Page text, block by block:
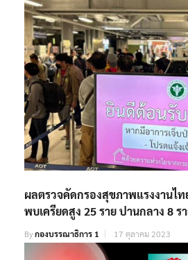
ผลตรวจคัดกรองสุขภาพแรงงานไ
พบเครียดสูง 25 ราย ปานกลาง 8 ร
Byกองบรรณาธิการ 1 17 ตุลาคม 2023